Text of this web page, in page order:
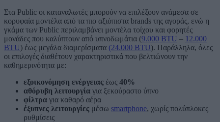
Στα Public οι καταναλωτές μπορούν να επιλέξουν ανάμεσα σε
κορυφαία μοντέλα από τα πιο αξιόπιστα brands της αγοράς, ενώ η
γκάμα των Public περιλαμβάνει μοντέλα τοίχου και φορητές
μονάδες που καλύπτουν από υπνοδωμάτια (9.000 BTU – 12.000
BTU) έως μεγάλα διαμερίσματα (24.000 BTU). Παράλληλα, όλες
οι επιλογές διαθέτουν χαρακτηριστικά που βελτιώνουν την
καθημερινότητα με:
εξοικονόμηση ενέργειας έως 40%
αθόρυβη λειτουργία για ξεκούραστο ύπνο
φίλτρα για καθαρό αέρα
έξυπνες λειτουργίες μέσω smartphone, χωρίς πολύπλοκες
ρυθμίσεις